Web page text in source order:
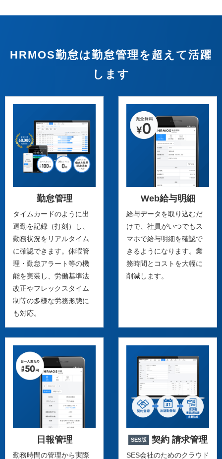
HRMOS勤怠は勤怠管理を超えて活躍
します
勤怠管理
タイムカードのように出
退勤を記録（打刻）し、
勤務状況をリアルタイム
に確認できます。休暇管
理・勤怠アラート等の機
能を実装し、労働基準法
改正やフレックスタイム
制等の多様な労務形態に
も対応。
Web給与明細
給与データを取り込むだ
けで、社員がいつでもス
マホで給与明細を確認で
きるようになります。業
務時間とコストを大幅に
削減します。
日報管理
勤務時間の管理から実際
SES版 契約 請求管理
SES会社のためのクラウド